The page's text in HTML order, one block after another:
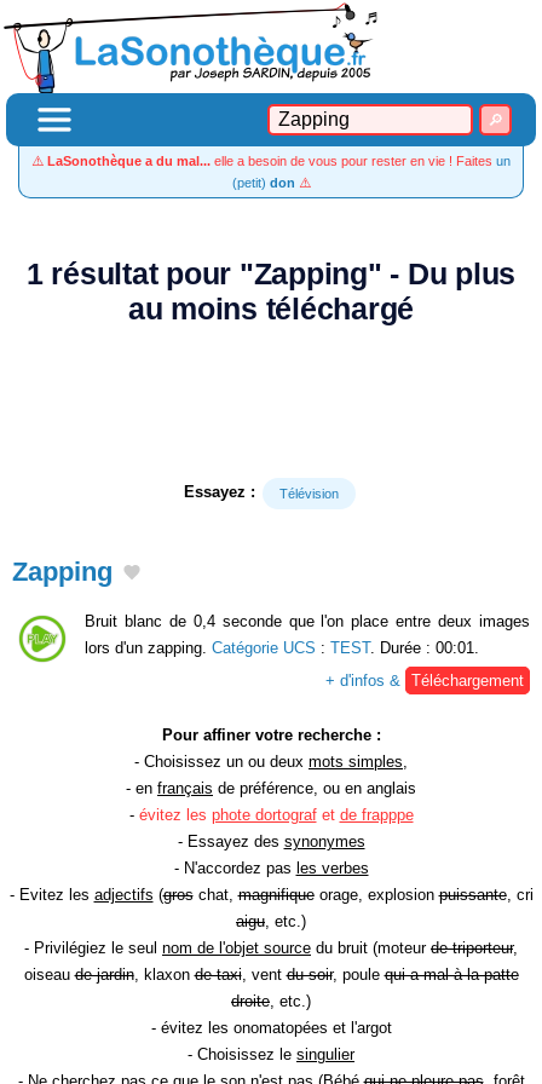
⚠️ LaSonothèque a du mal... elle a besoin de vous pour rester en vie ! Faites un
(petit) don ⚠️
1 résultat pour "Zapping" - Du plus
au moins téléchargé
Essayez : Télévision
Zapping
Bruit blanc de 0,4 seconde que l'on place entre deux images
lors d'un zapping. Catégorie UCS : TEST. Durée : 00:01.
+ d'infos &
Téléchargement
Pour affiner votre recherche :
- Choisissez un ou deux mots simples
- en français de préférence, ou en anglais
- évitez les phote dortografet de frapppe
- Essayez des synonymes
- N'accordez pas les verbes
- Evitez les adjectifs (groschat,magnifiqueorage, explosionpuissante, cri
aigu , etc.)
- Privilégiez le seul nom de l'objet source du bruit (moteur de triporteur,
oiseaude jardin, klaxonde taxi, ventdu soir, poulequi a mal à la patte
droite , etc.)
- évitez les onomatopées et l'argot
- Choisissez le singulier